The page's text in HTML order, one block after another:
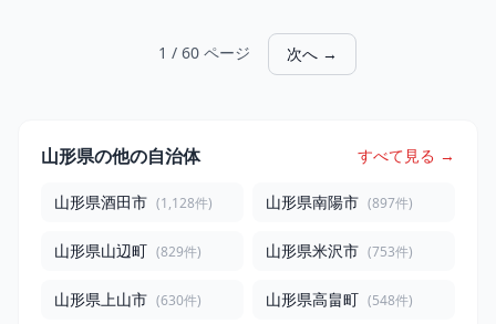
1 / 60 ページ 次へ →
山形県の他の自治体 すべて見る →
山形県酒田市 (1,128件) 山形県南陽市 (897件)
山形県山辺町 (829件) 山形県米沢市 (753件)
山形県上山市 (630件) 山形県高畠町 (548件)